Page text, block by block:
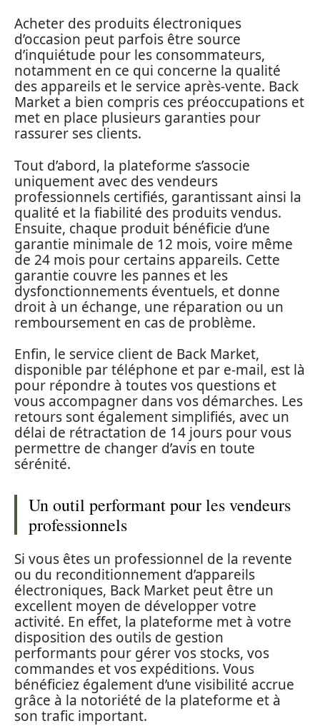
Acheter des produits électroniques
d’occasion peut parfois être source
d’inquiétude pour les consommateurs,
notamment en ce qui concerne la qualité
des appareils et le service après-vente. Back
Market a bien compris ces préoccupations et
met en place plusieurs garanties pour
rassurer ses clients.
Tout d’abord, la plateforme s’associe
uniquement avec des vendeurs
professionnels certifiés, garantissant ainsi la
qualité et la fiabilité des produits vendus.
Ensuite, chaque produit bénéficie d’une
garantie minimale de 12 mois, voire même
de 24 mois pour certains appareils. Cette
garantie couvre les pannes et les
dysfonctionnements éventuels, et donne
droit à un échange, une réparation ou un
remboursement en cas de problème.
Enfin, le service client de Back Market,
disponible par téléphone et par e-mail, est là
pour répondre à toutes vos questions et
vous accompagner dans vos démarches. Les
retours sont également simplifiés, avec un
délai de rétractation de 14 jours pour vous
permettre de changer d’avis en toute
sérénité.
Un outil performant pour les vendeurs
professionnels
Si vous êtes un professionnel de la revente
ou du reconditionnement d’appareils
électroniques, Back Market peut être un
excellent moyen de développer votre
activité. En effet, la plateforme met à votre
disposition des outils de gestion
performants pour gérer vos stocks, vos
commandes et vos expéditions. Vous
bénéficiez également d’une visibilité accrue
grâce à la notoriété de la plateforme et à
son trafic important.